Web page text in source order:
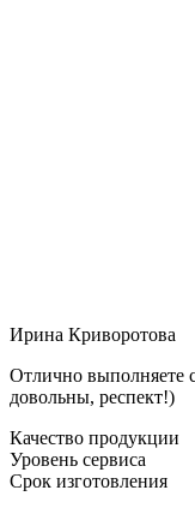
Ирина Криворотова
Отлично выполняете
довольны, респект!)
Качество продукции
Уровень сервиса
Срок изготовления